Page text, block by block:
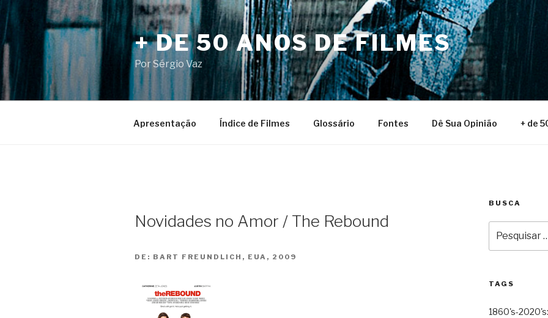
para
o
conteúdo
+ DE 50 ANOS DE FILMES
Por Sérgio Vaz
Apresentação Índice de Filmes Glossário Fontes Dê Sua Opinião + de
Novidades no Amor / The Rebound
DE: BART FREUNDLICH, EUA, 2009
BUSCA
por:
TAGS
1860's-